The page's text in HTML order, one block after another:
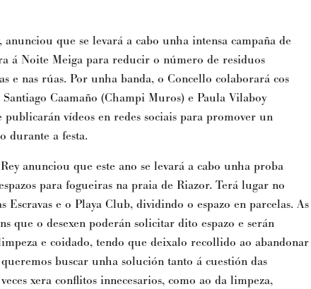
anunciou que se levará a cabo unha intensa campaña de
á Noite Meiga para reducir o número de residuos
e nas rúas. Por unha banda, o Concello colaborará cos
Caamaño (Champi Muros) e Paula Vilaboy
vídeos en redes sociais para promover un
durante a festa.
anunciou que este ano se levará a cabo unha proba
para fogueiras na praia de Riazor. Terá lugar no
Escravas e o Playa Club, dividindo o espazo en parcelas. As
que o desexen poderán solicitar dito espazo e serán
e coidado, tendo que deixalo recollido ao abandonar
buscar unha solución tanto á cuestión das
xera conflitos innecesarios, como ao da limpeza,